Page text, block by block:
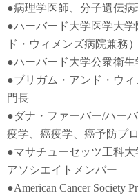
●病理学医師、分子遺伝
●ハーバード大学医学大
ド・ウィメンズ病院兼務）
●ハーバード大学公衆衛
●ブリガム・アンド・ウ
門長
●ダナ・ファーバー/ハー
疫学
癌疫学 、癌予防プ
●マサチューセッツ工科
アソシエイトメンバー
●American Cancer Society